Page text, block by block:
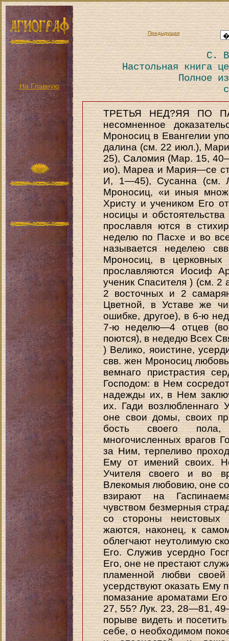
На Главную
Предыдущая
С.
Настольная книга
Полное
ТРЕТЬЯ НЕД?ЯЯ ПО
несомненное
Мроносиц в Евангелии
далина (см. 22 июл.),
25), Саломия (Map. 15,
ио), Мареа и Мария—се
И, 1—45), Сусанна (см.
Мроносиц, «и иныя
Христу и учеником Его
носицы и
прославля ются в
неделю по Пасхе и во
называется неделею
Мроносиц, в церковных
прославляются Иосиф
ученик Спасителя ) (см. 2
2 восточных и 2
Цветной, в Уставе же
ошибке, другое), в 6-ю
7-ю неделю—4 отцев
поются), в недедю Всех
) Велико, яоистине,
свв. жен Мроносиц любовь
вемнаго пристрастия
Господом: в Нем
надежды их, в Нем
их. Гади возлюбленнаго
оне свои домы, своих
бость своего пола,
многочисленных врагов
за Ним, терпеливо
Ему от имений своих.
Учителя своего и во
Влекомыя любовию, оне
взирают на
чувством безмерныя
со стороны неистовых
жаются, наконец, к
облегчают неутолимую
Его. Служив усердно
Его, оне не престают
пламенной любви
усердствуют оказать Ему
помазание ароматами
27, 55? Лук. 23, 28—81,
порыве видеть и
себе, о необходимом